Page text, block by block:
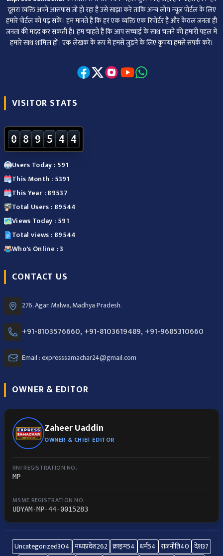
दूसरा व्‍यक्ति अपने आसपास जो हो रहा है उसे साझा करे ताकि अन्‍य लोग न्‍यूज पोर्टल के लिए
हमारे पोर्टल को पढ़ सकें। हम मानते हैं कि हर एक व्यक्ति एक रिपोर्टर है और केवल जनता ही
जनता की मदद कर सकती है। हम चाहते हैं कि आप सच्चाई के साथ चलने की हमारी पहल में
हमारे साथ शामिल हों। एक लेखक के रूप में हमसे जुड़ने के लिए कृपया हमसे संपर्क करें।
VISITOR STATS
0 8 9 5 4 4
Users Today : 591
This Month : 5391
This Year : 89537
Total Users : 89544
Views Today : 591
Total views : 89544
Who's Online : 3
CONTACT US
276, Agar, Malwa, Madhya Pradesh.
+91-8103576660, +91-8103619489, +91-9685310660
Email : expresssamachar24@gmail.com
OWNER & EDITOR
Zaheer Uaddin
OWNER & CHIEF EDITOR
RNI REGISTRATION NO.
MP
MSME REGISTRATION NO.
UDYAM-MP-44-0015283
Uncategorized304 मध्यप्रदेश262 क्राइम54 धर्म54 राजनीति40 देश37